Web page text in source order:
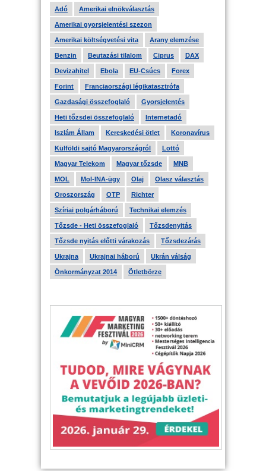
Adó Amerikai elnökválasztás
Amerikai gyorsjelentési szezon
Amerikai költségvetési vita Arany elemzése
Benzin Beutazási tilalom Ciprus DAX
Devizahitel Ebola EU-Csúcs Forex
Forint Franciaországi légikatasztrófa
Gazdasági összefoglaló Gyorsjelentés
Heti tőzsdei összefoglaló Internetadó
Iszlám Állam Kereskedési ötlet Koronavírus
Külföldi sajtó Magyarországról Lottó
Magyar Telekom Magyar tőzsde MNB
MOL Mol-INA-ügy Olaj Olasz választás
Oroszország OTP Richter
Szíriai polgárháború Technikai elemzés
Tőzsde - Heti összefoglaló Tőzsdenyitás
Tőzsde nyitás előtti várakozás Tőzsdezárás
Ukrajna Ukrajnai háború Ukrán válság
Önkormányzat 2014 Ötletbörze